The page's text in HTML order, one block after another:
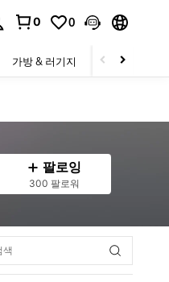
0 0
가방 & 러기지 스포츠 & 아웃
팔로잉
300 팔로워